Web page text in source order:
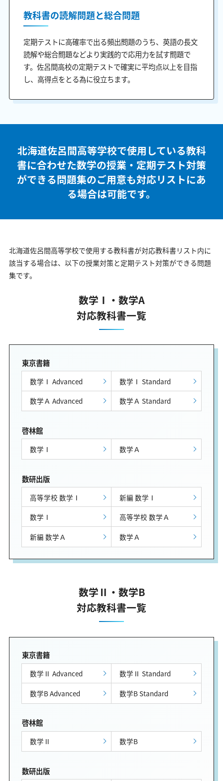
教科書の読解問題と総合問題
定期テストに高確率で出る頻出問題のうち、英語の長文
読解や総合問題などより実践的で応用力を試す問題で
す。佐呂間高校の定期テストで確実に平均点以上を目指
し、高得点をとる為に役立ちます。
北海道佐呂間高等学校で使用している教科
書に合わせた数学の授業・定期テスト対策
ができる問題集のご用意も対応リストにあ
る場合は可能です。
北海道佐呂間高等学校で使用する教科書が対応教科書リスト内に
該当する場合は、以下の授業対策と定期テスト対策ができる問題
集です。
数学Ⅰ・数学A
対応教科書一覧
東京書籍
数学Ⅰ Advanced
数学Ⅰ Standard
数学Ａ Advanced
数学Ａ Standard
啓林館
数学Ⅰ 数学Ａ
数研出版
高等学校 数学Ⅰ
新編 数学Ⅰ
数学Ⅰ
高等学校 数学Ａ
新編 数学Ａ
数学Ａ
数学Ⅱ・数学B
対応教科書一覧
東京書籍
数学Ⅱ Advanced
数学Ⅱ Standard
数学B Advanced
数学B Standard
啓林館
数学Ⅱ 数学B
数研出版